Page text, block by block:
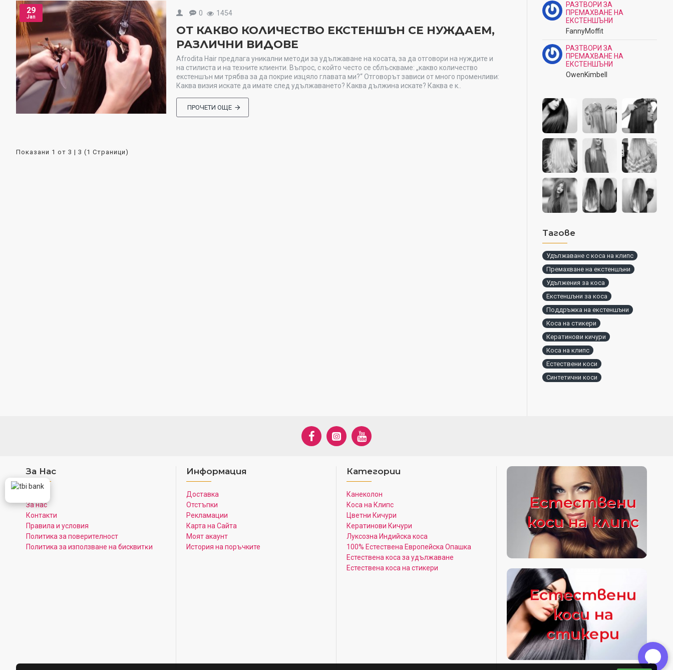
29
Jan 0 1454
ОТ КАКВО КОЛИЧЕСТВО ЕКСТЕНШЪН СЕ НУЖДАЕМ,
РАЗЛИЧНИ ВИДОВЕ
Afrodita Hair предлага уникални методи за удължаване на косата, за да отговори на нуждите и
на стилиста и на техните клиенти. Въпрос, с който често се сблъскваме: „какво количество
екстеншън ми трябва за да покрие изцяло главата ми?“ Отговорът зависи от много променливи:
Каква визия искате да имате след удължаването? Каква дължина искате? Каква е к..
ПРОЧЕТИ ОЩЕ
Показани 1 от 3 | 3 (1 Страници)
РАЗТВОРИ ЗА
ПРЕМАХВАНЕ НА
ЕКСТЕНШЪНИ
FannyMoffit
РАЗТВОРИ ЗА
ПРЕМАХВАНЕ НА
ЕКСТЕНШЪНИ
OwenKimbell
Тагове
Удължаване с коса на клипс
Премахване на екстеншъни
Удължения за коса
Екстеншъни за коса
Поддръжка на екстеншъни
Коса на стикери
Кератинови кичури
Коса на клипс
Естествени коси
Синтетични коси
За Нас
За нас
Контакти
Правила и условия
Политика за поверителност
Πoлитика зa изпoлзвaнe нa бисквитĸи
Информация
Доставка
Отстъпки
Рекламации
Карта на Сайта
Моят акаунт
История на поръчките
Категории
Канеколон
Коса на Клипс
Цветни Кичури
Кератинови Кичури
Луксозна Индийска коса
100% Естествена Европейска Опашка
Естествена коса за удължаване
Естествена коса на стикери
Естествени
коси на клипс
Естествени
коси на
стикери